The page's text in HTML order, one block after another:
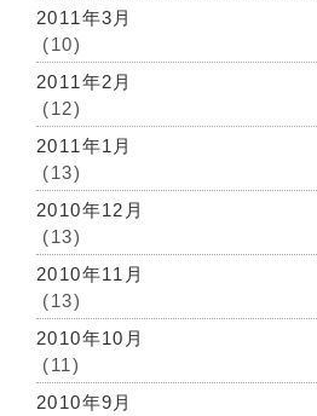
2011年3月
(10)
2011年2月
(12)
2011年1月
(13)
2010年12月
(13)
2010年11月
(13)
2010年10月
(11)
2010年9月